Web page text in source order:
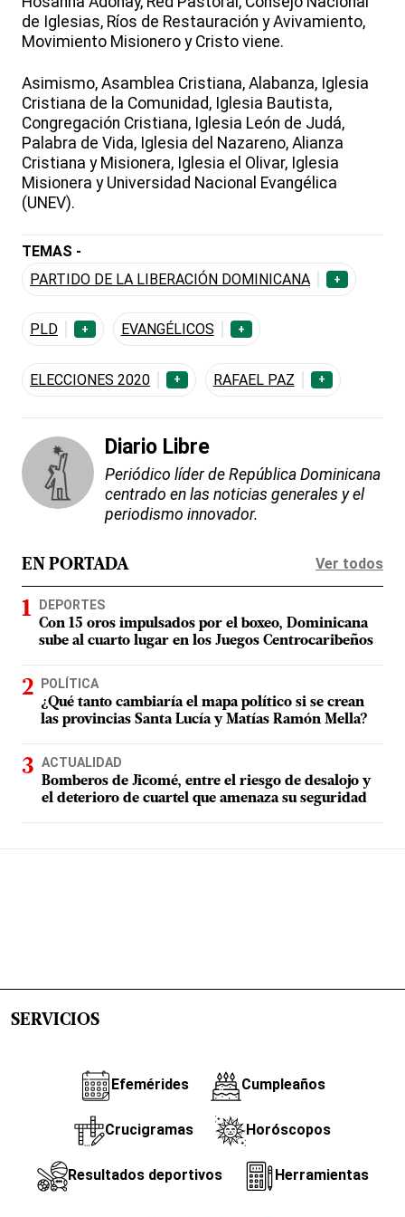
de Iglesias, Ríos de Restauración y Avivamiento,
Movimiento Misionero y Cristo viene.
Asimismo, Asamblea Cristiana, Alabanza, Iglesia
Cristiana de la Comunidad, Iglesia Bautista,
Congregación Cristiana, Iglesia León de Judá,
Palabra de Vida, Iglesia del Nazareno, Alianza
Cristiana y Misionera, Iglesia el Olivar, Iglesia
Misionera y Universidad Nacional Evangélica
(UNEV).
TEMAS -
PARTIDO DE LA LIBERACIÓN DOMINICANA
+
PLD + EVANGÉLICOS +
ELECCIONES 2020 + RAFAEL PAZ +
Diario Libre
Periódico líder de República Dominicana
centrado en las noticias generales y el
periodismo innovador.
EN PORTADA Ver todos
DEPORTES
Con 15 oros impulsados por el boxeo, Dominicana
sube al cuarto lugar en los Juegos Centrocaribeños
POLÍTICA
¿Qué tanto cambiaría el mapa político si se crean
las provincias Santa Lucía y Matías Ramón Mella?
ACTUALIDAD
Bomberos de Jicomé, entre el riesgo de desalojo y
el deterioro de cuartel que amenaza su seguridad
SERVICIOS
Efemérides Cumpleaños
Crucigramas Horóscopos
Resultados deportivos Herramientas